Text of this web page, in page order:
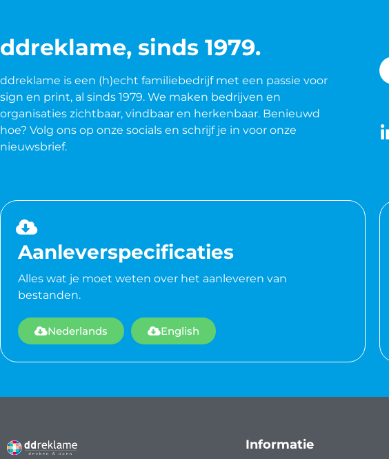
ddreklame, sinds 1979.
ddreklame is een (h)echt familiebedrijf met een passie voor
sign en print, al sinds 1979. We maken bedrijven en
organisaties zichtbaar, vindbaar en herkenbaar. Benieuwd
hoe? Volg ons op onze socials en schrijf je in voor onze
nieuwsbrief.
Aanleverspecificaties
Alles wat je moet weten over het aanleveren van
bestanden.
Nederlands English
Informatie